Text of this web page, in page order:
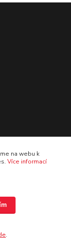
na webu k
Více informací
.